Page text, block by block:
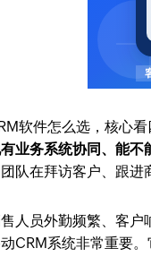
软件怎么选，核心
业务系统协同、能
队在拜访客户、跟进
人员外勤频繁、客
CRM系统非常重要